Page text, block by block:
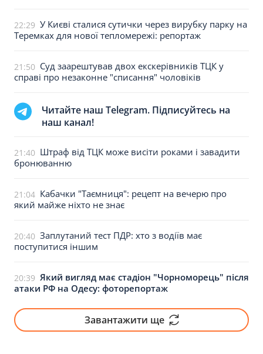
22:29 У Києві сталися сутички через вирубку парку на
Теремках для нової тепломережі: репортаж
21:50 Суд заарештував двох екскерівників ТЦК у
справі про незаконне "списання" чоловіків
Читайте наш Telegram. Підписуйтесь на
наш канал!
21:40 Штраф від ТЦК може висіти роками і завадити
бронюванню
21:04 Кабачки "Таємниця": рецепт на вечерю про
який майже ніхто не знає
20:40 Заплутаний тест ПДР: хто з водіїв має
поступитися іншим
20:39 Який вигляд має стадіон "Чорноморець" після
атаки РФ на Одесу: фоторепортаж
Завантажити ще